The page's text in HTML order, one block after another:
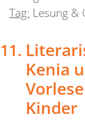
Tag: Lesung &
Kenia
Kinder